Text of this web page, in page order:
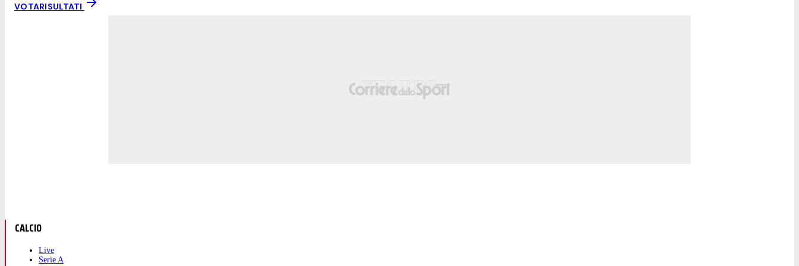
VOTARISULTATI
CALCIO
Live
Serie A